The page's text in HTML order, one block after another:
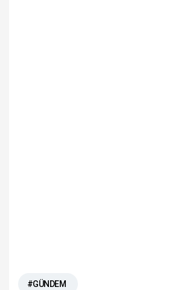
#GÜNDEM